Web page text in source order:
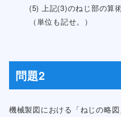
(5) 上記(3)のねじ部の算
（単位も記せ。）
問題2
機械製図における「ねじの略